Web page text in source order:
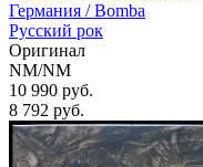
Германия /Bomba
Русский рок
Оригинал
NM/NM
10 990 руб.
8 792 руб.